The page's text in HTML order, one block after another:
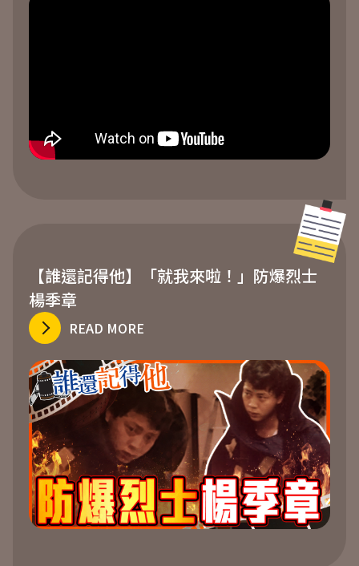
【誰還記得他】「就我來啦！」防爆烈士
楊季章
READ MORE